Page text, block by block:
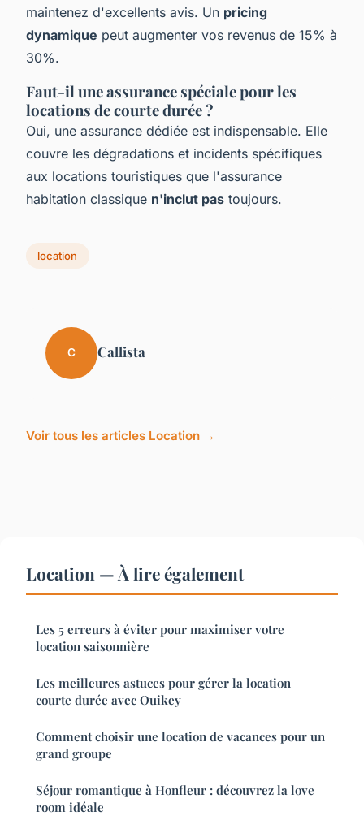
maintenez d'excellents avis. Un pricing
dynamique peut augmenter vos revenus de 15% à
30%.
Faut-il une assurance spéciale pour les
locations de courte durée ?
Oui, une assurance dédiée est indispensable. Elle
couvre les dégradations et incidents spécifiques
aux locations touristiques que l'assurance
habitation classique n'inclut pas toujours.
location
C Callista
Voir tous les articles Location →
Location — À lire également
Les 5 erreurs à éviter pour maximiser votre
location saisonnière
Les meilleures astuces pour gérer la location
courte durée avec Ouikey
Comment choisir une location de vacances pour un
grand groupe
Séjour romantique à Honfleur : découvrez la love
room idéale